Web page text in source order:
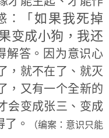
：「 如果我死掉
变成小狗，我还
解答。因为意识心
，就不在了、就灭
，又有一个全新的
会变成张三、变成
。
（编案：意识只能